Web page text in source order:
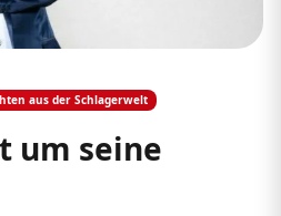
aus der Schlagerwelt
um seine